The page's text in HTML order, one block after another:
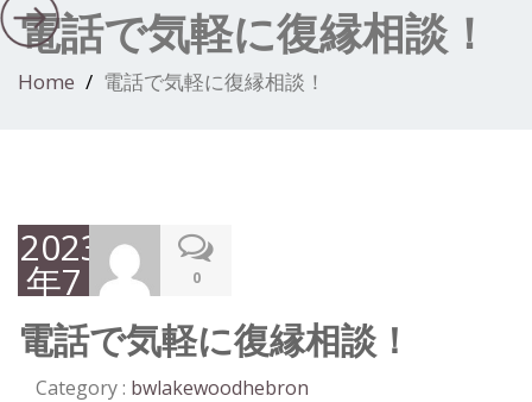
電話で気軽に復縁相談！
Home 電話で気軽に復縁相談！
2023
年7
月7
日
0
電話で気軽に復縁相談！
Category : bwlakewoodhebron